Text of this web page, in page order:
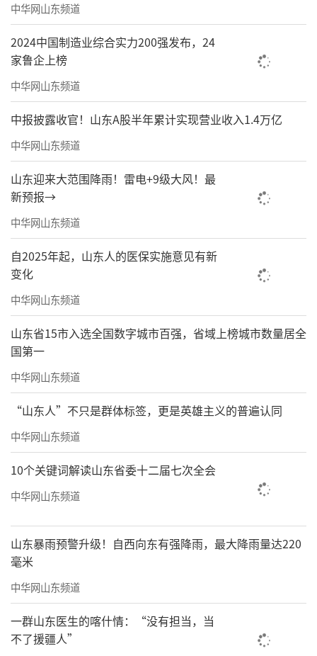
中华网山东频道
2024中国制造业综合实力200强发布，24
家鲁企上榜
中华网山东频道
中报披露收官！山东A股半年累计实现营业收入1.4万亿
中华网山东频道
山东迎来大范围降雨！雷电+9级大风！最
新预报→
中华网山东频道
自2025年起，山东人的医保实施意见有新
变化
中华网山东频道
山东省15市入选全国数字城市百强，省域上榜城市数量居全
国第一
中华网山东频道
“山东人”不只是群体标签，更是英雄主义的普遍认同
中华网山东频道
10个关键词解读山东省委十二届七次全会
中华网山东频道
山东暴雨预警升级！自西向东有强降雨，最大降雨量达220
毫米
中华网山东频道
一群山东医生的喀什情：“没有担当，当
不了援疆人”